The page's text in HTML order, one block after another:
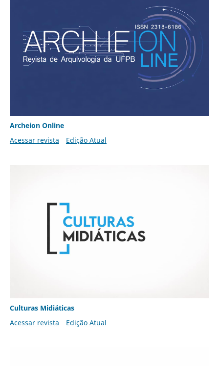
Archeion Online
Acessar revista
Edição Atual
Culturas Midiáticas
Acessar revista
Edição Atual